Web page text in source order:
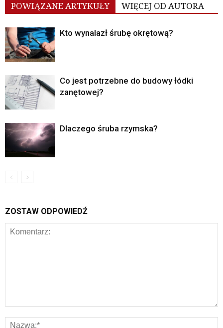
POWIĄZANE ARTYKUŁY WIĘCEJ OD AUTORA
Kto wynalazł śrubę okrętową?
Co jest potrzebne do budowy łódki
zanętowej?
Dlaczego śruba rzymska?
ZOSTAW ODPOWIEDŹ